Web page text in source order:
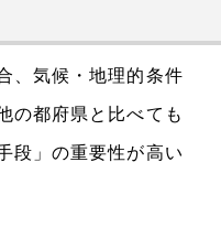
、気候・地理的条件
の都府県と比べても
段」の重要性が高い